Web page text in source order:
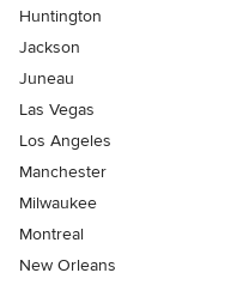
Huntington
Jackson
Juneau
Las Vegas
Los Angeles
Manchester
Milwaukee
Montreal
New Orleans